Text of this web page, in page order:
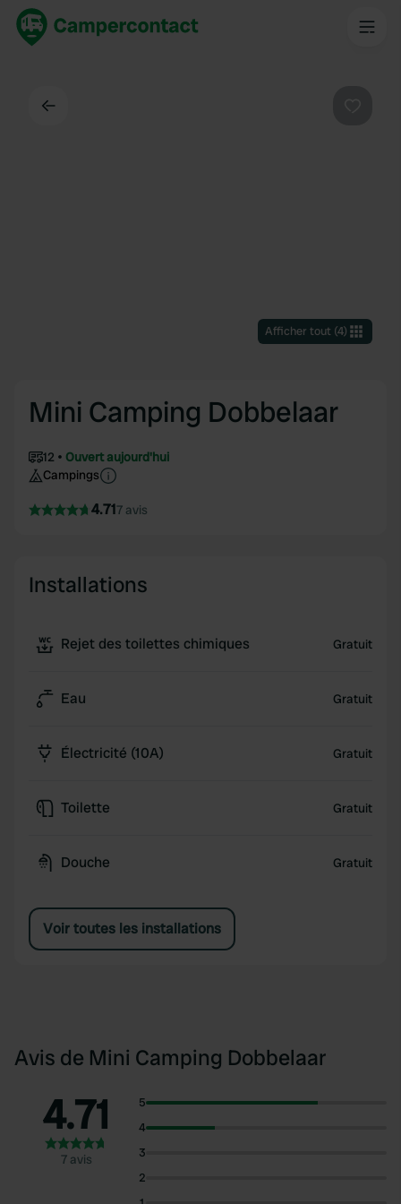
Afficher tout(4)
Mini Camping Dobbelaar
12
Ouvert aujourd'hui
Campings
4.717 avis
Installations
Rejet des toilettes chimiques Gratuit
Eau Gratuit
Électricité (10A) Gratuit
Toilette Gratuit
Douche Gratuit
Voir toutes les installations
Avis de Mini Camping Dobbelaar
4.71
7 avis
5
4
3
2